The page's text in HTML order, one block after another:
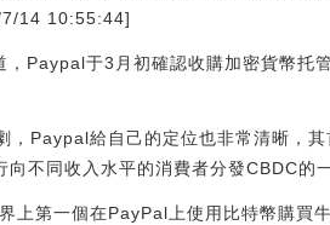
7/14 10:55:44]
Paypal于3月初確認收購加密貨幣托
，Paypal給自己的定位也非常清晰，
不同收入水平的消費者分發CBDC的
上第一個在PayPal上使用比特幣購買